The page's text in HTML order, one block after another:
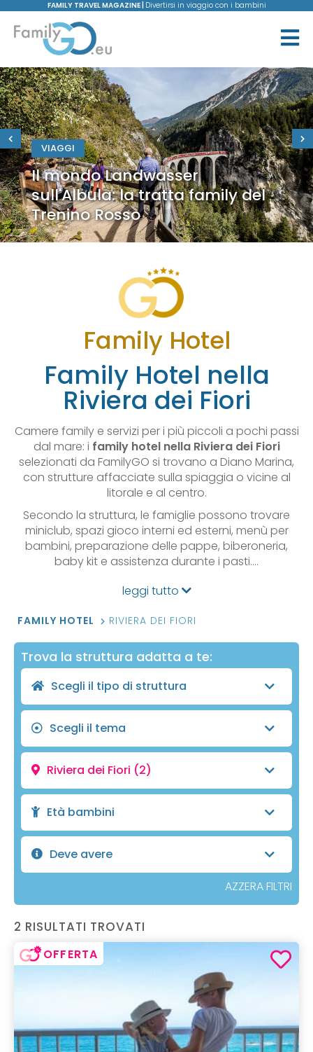
FAMILY TRAVEL MAGAZINE | Divertirsi in viaggio con i bambini
VIAGGI
Il mondo Landwasser
sull'Albula: la tratta family del
Trenino Rosso
Family Hotel
Family Hotel nella
Riviera dei Fiori
Camere family e servizi per i più piccoli a pochi passi
dal mare: i family hotel nella Riviera dei Fiori
selezionati da FamilyGO si trovano a Diano Marina,
con strutture affacciate sulla spiaggia o vicine al
litorale e al centro.
Secondo la struttura, le famiglie possono trovare
miniclub, spazi gioco interni ed esterni, menù per
bambini, preparazione delle pappe, biberoneria,
baby kit e assistenza durante i pasti.…
leggi tutto
FAMILY HOTEL RIVIERA DEI FIORI
Trova la struttura adatta a te:
Scegli il tipo di struttura
Scegli il tema
Riviera dei Fiori (2)
Età bambini
Deve avere
AZZERA FILTRI
2 RISULTATI TROVATI
OFFERTA